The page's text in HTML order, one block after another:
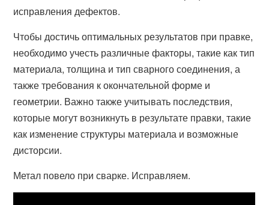
исправления дефектов.
Чтобы достичь оптимальных результатов при правке,
необходимо учесть различные факторы, такие как тип
материала, толщина и тип сварного соединения, а
также требования к окончательной форме и
геометрии. Важно также учитывать последствия,
которые могут возникнуть в результате правки, такие
как изменение структуры материала и возможные
дисторсии.
Метал повело при сварке. Исправляем.